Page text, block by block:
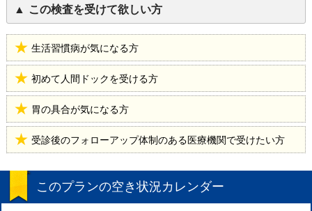
この検査を受けて欲しい方
生活習慣病が気になる方
初めて人間ドックを受ける方
胃の具合が気になる方
受診後のフォローアップ体制のある医療機関で受けたい方
このプランの空き状況カレンダー